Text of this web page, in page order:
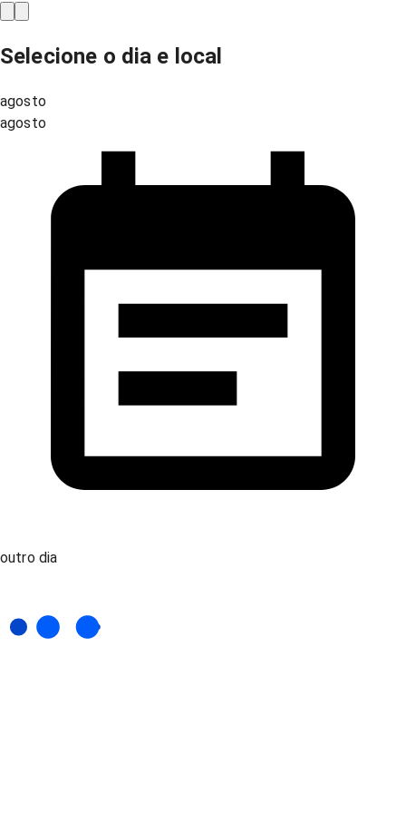
Selecione o dia e local
agosto
agosto
outro dia